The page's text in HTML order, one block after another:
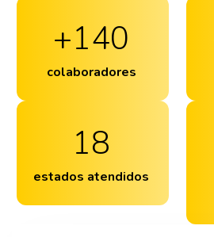
+140
colaboradores
18
estados atendidos